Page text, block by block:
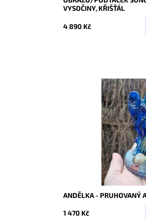
VYSOČINY, KŘIŠŤÁL
4 890 Kč
Skladem
10416
ANDĚLKA - PRUHOVANÝ
1 470 Kč